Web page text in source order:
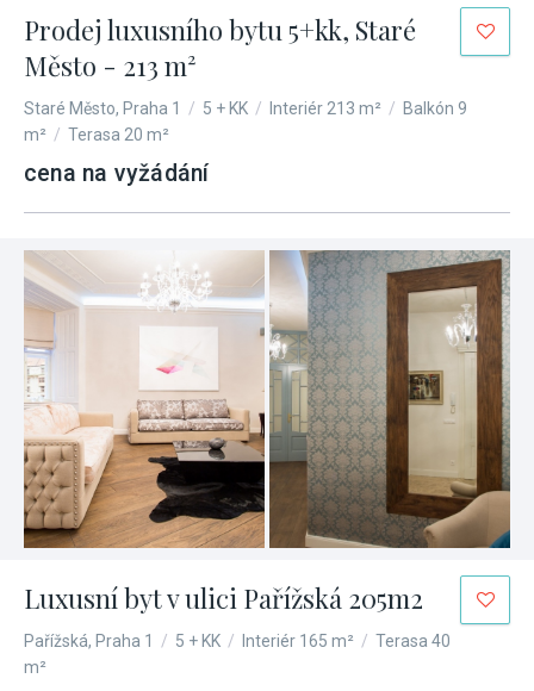
Prodej luxusního bytu 5+kk, Staré
Město - 213 m²
Staré Město, Praha 1 / 5 + KK / Interiér 213 m² / Balkón 9
m² / Terasa 20 m²
cena na vyžádání
Luxusní byt v ulici Pařížská 205m2
Pařížská, Praha 1 / 5 + KK / Interiér 165 m² / Terasa 40
m²